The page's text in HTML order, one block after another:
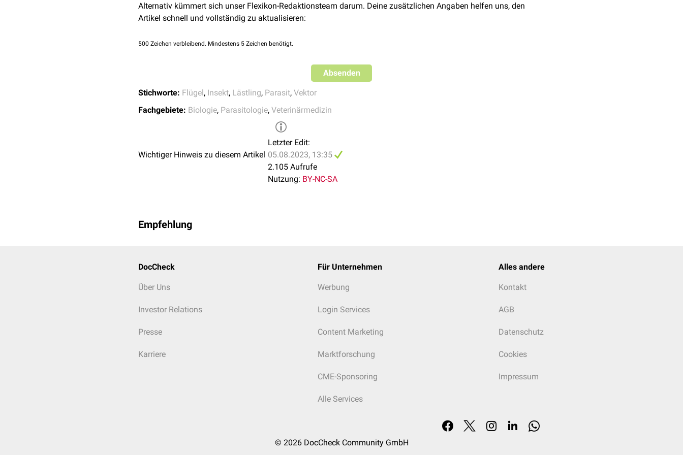
Phthiraptera(Tierläuse)
(Schnabelkerfe)
Alternativ kümmert sich unser Flexikon-Redaktionsteam darum. Deine zusätzlichen Angaben helfen uns, den
Artikel schnell und vollständig zu aktualisieren:
500 Zeichen verbleibend. Mindestens 5 Zeichen benötigt.
Absenden
Stichworte: Flügel, Insekt, Lästling, Parasit, Vektor
Fachgebiete: Biologie, Parasitologie, Veterinärmedizin
Wichtiger Hinweis zu diesem Artikel
Letzter Edit:
05.08.2023, 13:35
2.105 Aufrufe
Nutzung: BY-NC-SA
Empfehlung
DocCheck
Über Uns
Investor Relations
Presse
Karriere
Für Unternehmen
Werbung
Login Services
Content Marketing
Marktforschung
CME-Sponsoring
Alle Services
Alles andere
Kontakt
AGB
Datenschutz
Cookies
Impressum
© 2026 DocCheck Community GmbH